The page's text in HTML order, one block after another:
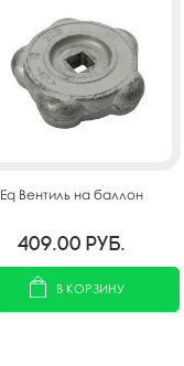
Eq Вентиль на баллон
409.00 руб.
В КОРЗИНУ